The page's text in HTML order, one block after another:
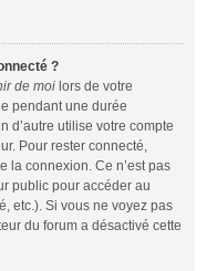
?
de moi lors de votre
pendant une durée
d’autre utilise votre compte
Pour rester connecté,
la connexion. Ce n’est pas
public pour accéder au
etc.). Si vous ne voyez pas
du forum a désactivé cette